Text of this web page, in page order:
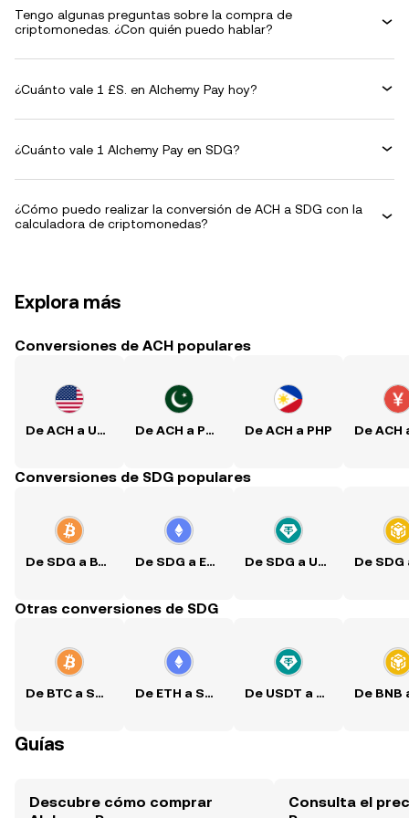
Tengo algunas preguntas sobre la compra de
criptomonedas. ¿Con quién puedo hablar?
¿Cuánto vale 1 £S. en Alchemy Pay hoy?
¿Cuánto vale 1 Alchemy Pay en SDG?
¿Cómo puedo realizar la conversión de ACH a SDG con la
calculadora de criptomonedas?
Explora más
Conversiones de ACH populares
De ACH a USD De ACH a PKR De ACH a PHP
Conversiones de SDG populares
De SDG a BTC De SDG a ETH De SDG a USDT
Otras conversiones de SDG
De BTC a SDG De ETH a SDG De USDT a SDG
Guías
Descubre cómo comprar
Consulta el